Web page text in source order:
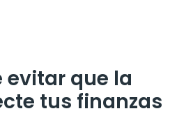
evitar que la
tus finanzas